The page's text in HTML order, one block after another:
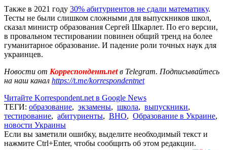
Также в 2021 году 30% абитуриентов не сдали математику.
Тесты не были слишком сложными для выпускников школ,
сказал министр образования Сергей Шкарлет. По его версии,
в провальном тестировании повинен общий тренд на более
гуманитарное образование. И падение роли точных наук для
украинцев.
Новости от Корреспондент.netв Telegram. Подписывайтесь
на наш канал https://t.me/korrespondentnet
Читайте Korrespondent.net в Google News
ТЕГИ: образование, экзамены, школа, выпускники,
тестирование, абитуриенты, ВНО, Образование в Украине,
новости Украины
Если вы заметили ошибку, выделите необходимый текст и
нажмите Ctrl+Enter, чтобы сообщить об этом редакции.